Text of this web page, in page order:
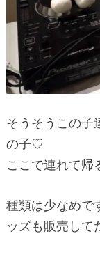
そうそうこの子
の子♡
ここで連れて
種類は少なめで
ッズも販売して